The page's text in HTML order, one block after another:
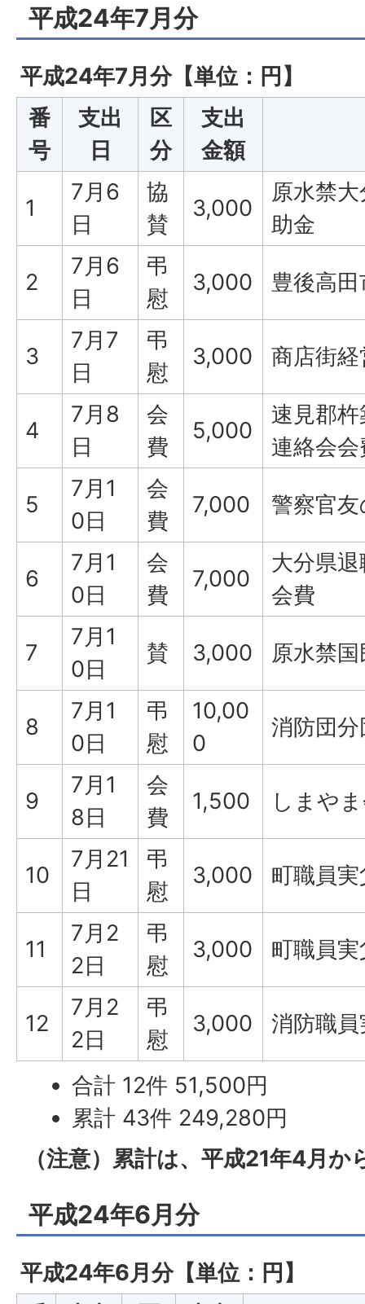
平成24年7月分
平成24年7月分【単位：円】
番
号
支出
日
区
分
支出
金額
1
7月6
日
協
賛
3,000
原水禁
助金
2
7月6
日
弔
慰
3,000 豊後高
3
7月7
日
弔
慰
3,000 商店街
4
7月8
日
会
費
5,000
速見郡
連絡会会
5
7月1
0日
会
費
7,000 警察官
6
7月1
0日
会
費
7,000
大分県
会費
7
7月1
0日
賛 3,000 原水禁
8
7月1
0日
弔
慰
10,00
0
消防団
9
7月1
8日
会
費
1,500 しまや
10
7月21
日
弔
慰
3,000 町職員
11
7月2
2日
弔
慰
3,000 町職員
12
7月2
2日
弔
慰
3,000 消防職
合計 12件 51,500円
累計 43件 249,280円
（注意）累計は、平成21年4月
平成24年6月分
平成24年6月分【単位：円】